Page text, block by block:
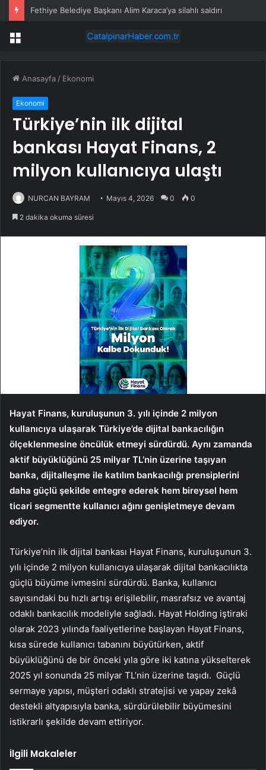
Fethiye Belediye Başkanı Alim Karaca’ya silahlı saldırı
Menü
Anasayfa / Ekonomi
Ekonomi
Türkiye’nin ilk dijital
bankası Hayat Finans, 2
milyon kullanıcıya ulaştı
NURCAN BAYRAM Mayıs 4, 2026 0 0
2 dakika okuma süresi
Hayat Finans, kuruluşunun 3. yılı içinde 2 milyon
kullanıcıya ulaşarak Türkiye’de dijital bankacılığın
ölçeklenmesine öncülük etmeyi sürdürdü. Aynı zamanda
aktif büyüklüğünü 25 milyar TL’nin üzerine taşıyan
banka, dijitalleşme ile katılım bankacılığı prensiplerini
daha güçlü şekilde entegre ederek hem bireysel hem
ticari segmentte kullanıcı ağını genişletmeye devam
ediyor.
Türkiye’nin ilk dijital bankası Hayat Finans, kuruluşunun 3.
yılı içinde 2 milyon kullanıcıya ulaşarak dijital bankacılıkta
güçlü büyüme ivmesini sürdürdü. Banka, kullanıcı
sayısındaki bu hızlı artışı erişilebilir, masrafsız ve avantaj
odaklı bankacılık modeliyle sağladı. Hayat Holding iştiraki
olarak 2023 yılında faaliyetlerine başlayan Hayat Finans,
kısa sürede kullanıcı tabanını büyütürken, aktif
büyüklüğünü de bir önceki yıla göre iki katına yükselterek
2025 yıl sonunda 25 milyar TL’nin üzerine taşıdı. Güçlü
sermaye yapısı, müşteri odaklı stratejisi ve yapay zekâ
destekli altyapısıyla banka, sürdürülebilir büyümesini
istikrarlı şekilde devam ettiriyor.
İlgili Makaleler